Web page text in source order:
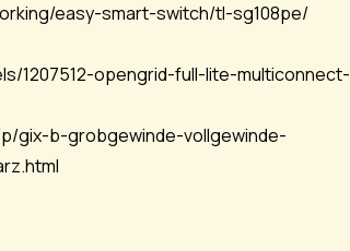
easy-smart-switch/tl-sg108pe/
1207512-opengrid-full-lite-multiconnect-
gix-b-grobgewinde-vollgewinde-